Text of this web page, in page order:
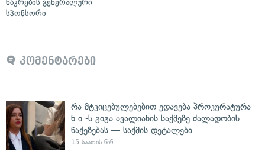
ნაკრების გენერალური
სპონსორი
კომენტარები
რა მტკიცებულებებით ედავება პროკურატურა
ნ.ი.-ს გიგა ავალიანის საქმეზე ძალადობის
წაქეზებას — საქმის დეტალები
15 საათის წინ